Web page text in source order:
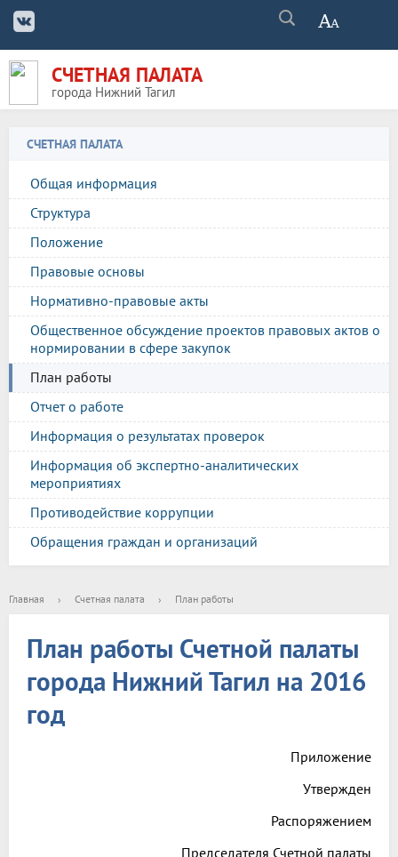
СЧЕТНАЯ ПАЛАТА
города Нижний Тагил
СЧЕТНАЯ ПАЛАТА
Общая информация
Структура
Положение
Правовые основы
Нормативно-правовые акты
Общественное обсуждение проектов правовых актов о
нормировании в сфере закупок
План работы
Отчет о работе
Информация о результатах проверок
Информация об экспертно-аналитических
мероприятиях
Противодействие коррупции
Обращения граждан и организаций
Главная › Счетная палата › План работы
План работы Счетной палаты
города Нижний Тагил на 2016
год
Приложение
Утвержден
Распоряжением
Председателя Счетной палаты